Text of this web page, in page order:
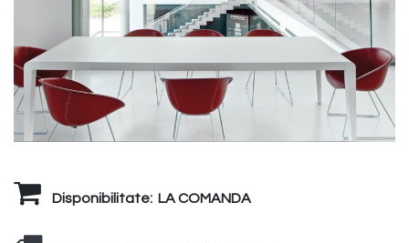
Disponibilitate: LA COMANDA